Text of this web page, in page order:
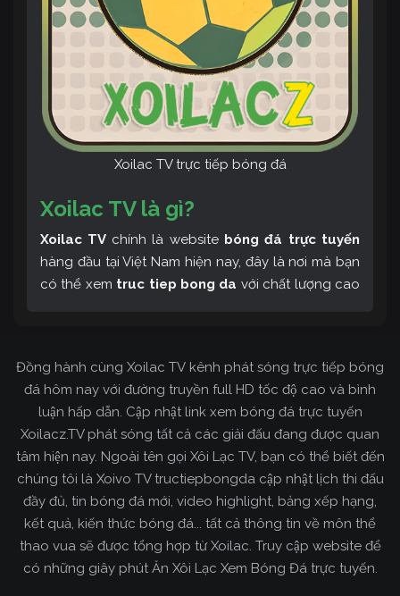
Xoilac TV trực tiếp bóng đá
Xoilac TV là gì?
Xoilac TV chính là website bóng đá trực tuyến
hàng đầu tại Việt Nam hiện nay, đây là nơi mà bạn
có thể xem truc tiep bong da với chất lượng cao
tin về bóng đá cực kỳ bổ ích mỗi ngày.
Đồng hành cùng Xoilac TV kênh phát sóng trực tiếp bóng
đá hôm nay với đường truyền full HD tốc độ cao và bình
luận hấp dẫn. Cập nhật link xem bóng đá trực tuyến
Xoilacz.TV phát sóng tất cả các giải đấu đang được quan
tâm hiện nay. Ngoài tên gọi Xôi Lạc TV, bạn có thể biết đến
chúng tôi là Xoivo TV tructiepbongda cập nhật lịch thi đấu
đầy đủ, tin bóng đá mới, video highlight, bảng xếp hạng,
kết quả, kiến thức bóng đá... tất cả thông tin về môn thể
thao vua sẽ được tổng hợp từ Xoilac. Truy cập website để
có những giây phút Ăn Xôi Lạc Xem Bóng Đá trực tuyến.